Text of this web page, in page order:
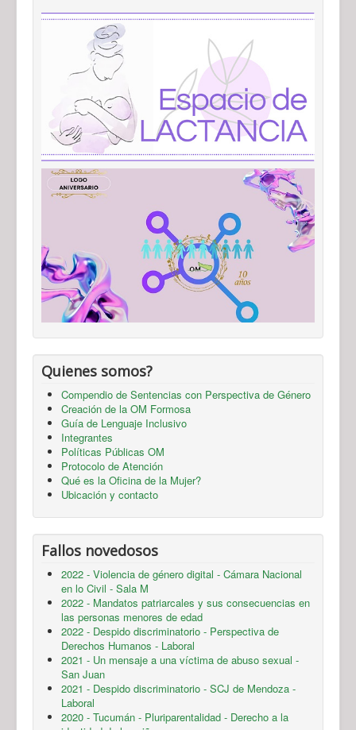
Quienes somos?
Compendio de Sentencias con Perspectiva de Género
Creación de la OM Formosa
Guía de Lenguaje Inclusivo
Integrantes
Políticas Públicas OM
Protocolo de Atención
Qué es la Oficina de la Mujer?
Ubicación y contacto
Fallos novedosos
2022 - Violencia de género digital - Cámara Nacional
en lo Civil - Sala M
2022 - Mandatos patriarcales y sus consecuencias en
las personas menores de edad
2022 - Despido discriminatorio - Perspectiva de
Derechos Humanos - Laboral
2021 - Un mensaje a una víctima de abuso sexual -
San Juan
2021 - Despido discriminatorio - SCJ de Mendoza -
Laboral
2020 - Tucumán - Pluriparentalidad - Derecho a la